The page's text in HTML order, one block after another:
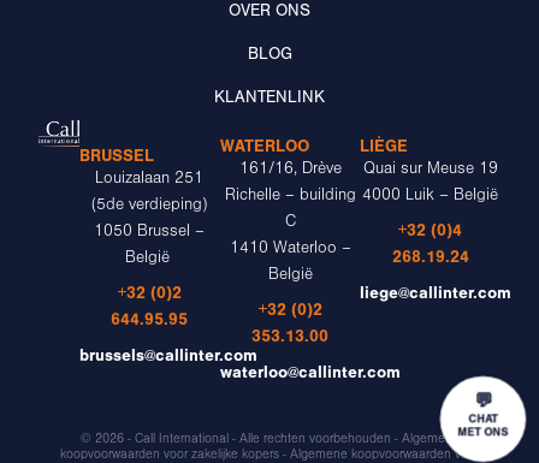
OVER ONS
BLOG
KLANTENLINK
BRUSSEL
Louizalaan 251
(5de verdieping)
1050 Brussel –
België
+32 (0)2
644.95.95
brussels@callinter.com
WATERLOO
161/16, Drève
Richelle – building
C
1410 Waterloo –
België
+32 (0)2
353.13.00
waterloo@callinter.com
LIÈGE
Quai sur Meuse 19
4000 Luik – België
+32 (0)4
268.19.24
liege@callinter.com
© 2026 - Call International - Alle rechten voorbehouden - Algemene
koopvoorwaarden voor zakelijke kopers - Algemene koopvoorwaarden voor
💬
CHAT
MET ONS